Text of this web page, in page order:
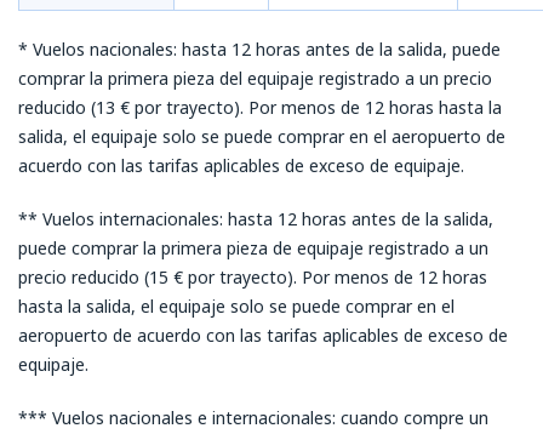
* Vuelos nacionales: hasta 12 horas antes de la salida, puede
comprar la primera pieza del equipaje registrado a un precio
reducido (13 € por trayecto). Por menos de 12 horas hasta la
salida, el equipaje solo se puede comprar en el aeropuerto de
acuerdo con las tarifas aplicables de exceso de equipaje.
** Vuelos internacionales: hasta 12 horas antes de la salida,
puede comprar la primera pieza de equipaje registrado a un
precio reducido (15 € por trayecto). Por menos de 12 horas
hasta la salida, el equipaje solo se puede comprar en el
aeropuerto de acuerdo con las tarifas aplicables de exceso de
equipaje.
*** Vuelos nacionales e internacionales: cuando compre un